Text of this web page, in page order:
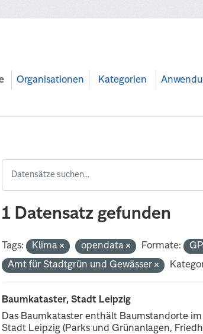
Organisationen Kategorien
1 Datensatz gefunden
Tags: Klima opendata Formate:
Amt für Stadtgrün und Gewässer
Baumkataster, Stadt Leipzig
Das Baumkataster enthält Baumstandorte
Stadt Leipzig (Parks und Grünanlagen,